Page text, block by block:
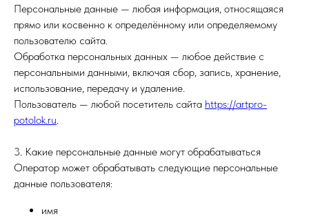
Персональные данные — любая информация, относящаяся
прямо или косвенно к определённому или определяемому
пользователю сайта.
Обработка персональных данных — любое действие с
персональными данными, включая сбор, запись, хранение,
использование, передачу и удаление.
Пользователь — любой посетитель сайта https://artpro-
potolok.ru.
3. Какие персональные данные могут обрабатываться
Оператор может обрабатывать следующие персональные
данные пользователя:
имя